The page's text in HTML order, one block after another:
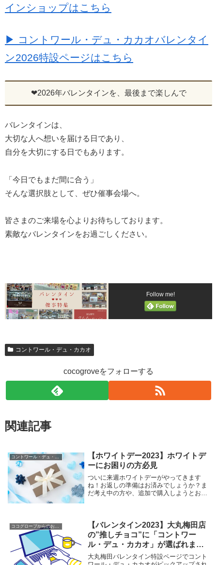
インショップはこちら
▶ コントワール・デュ・カカオバレンタイ
ン2026特設ページはこちら
❤2026年バレンタインを、最後まで楽しんで
バレンタインは、
大切な人へ想いを届ける日であり、
自分を大切にする日でもあります。
「今日でもまだ間に合う」
そんな選択肢として、ぜひ催事会場へ。
皆さまのご来場を心よりお待ちしております。
素敵なバレンタインをお過ごしください。
Follow me!
コントワール・デュ・カカオ
cocogroveをフォローする
関連記事
コントワール・デュ・カカオ
【ホワイトデー2023】ホワイトデ
ーにお困りの方必見
ついに来週ホワイトデーがやってきます
ね！お返しの準備はお済みでしょうか？ま
だ考え中の方や、追加で購入しようとお考
バ...
ココグローブからのお知らせ
【バレンタイン2023】大丸梅田店
の”推しチョコ”に「コントワー
ル・デュ・カカオ」が選ばれまし
た！特設会場で販売中です！
大丸梅田バレンタイン特設ページでコント